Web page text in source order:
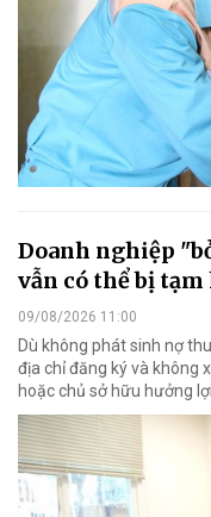
Doanh nghiệp
vẫn có thể bị
09/08/2026 11:00
Dù không phát sinh nợ
địa chỉ đăng ký và không
hoặc chủ sở hữu hưởng